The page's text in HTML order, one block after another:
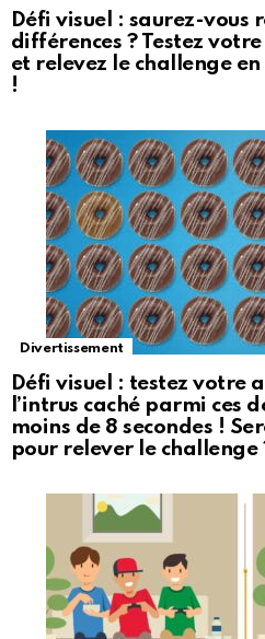
Défi visuel : saurez-vous
différences ? Testez
et relevez le challenge en
!
Divertissement
Défi visuel : testez votre
l’intrus caché parmi ces
moins de 8 secondes !
pour relever le challenge